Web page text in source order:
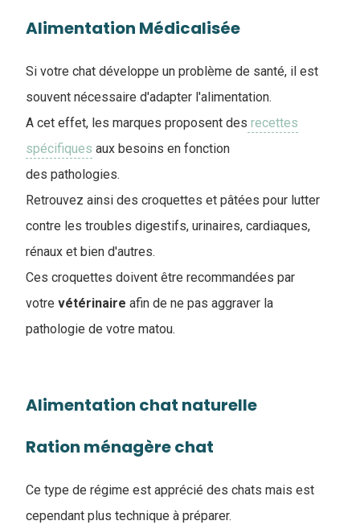
Alimentation Médicalisée
Si votre chat développe un problème de santé, il est
souvent nécessaire d'adapter l'alimentation.
A cet effet, les marques proposent des recettes
spécifiques aux besoins en fonction
des pathologies.
Retrouvez ainsi des croquettes et pâtées pour lutter
contre les troubles digestifs, urinaires, cardiaques,
rénaux et bien d'autres.
Ces croquettes doivent être recommandées par
votre vétérinaire afin de ne pas aggraver la
pathologie de votre matou.
Alimentation chat naturelle
Ration ménagère chat
Ce type de régime est apprécié des chats mais est
cependant plus technique à préparer.